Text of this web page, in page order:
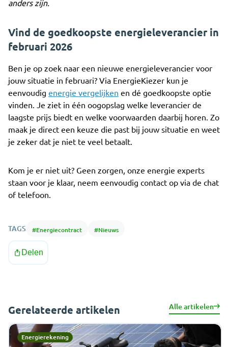
anders zijn.
Vind de goedkoopste energieleverancier in
februari 2026
Ben je op zoek naar een nieuwe energieleverancier voor
jouw situatie in februari? Via EnergieKiezer kun je
eenvoudig energie vergelijken en dé goedkoopste optie
vinden. Je ziet in één oogopslag welke leverancier de
laagste prijs biedt en welke voorwaarden daarbij horen. Zo
maak je direct een keuze die past bij jouw situatie en weet
je zeker dat je niet te veel betaalt.
Kom je er niet uit? Geen zorgen, onze energie experts
staan voor je klaar, neem eenvoudig contact op via de chat
of telefoon.
TAGS #Energiecontract #Nieuws
Delen
Gerelateerde artikelen Alle artikelen
Energierekening